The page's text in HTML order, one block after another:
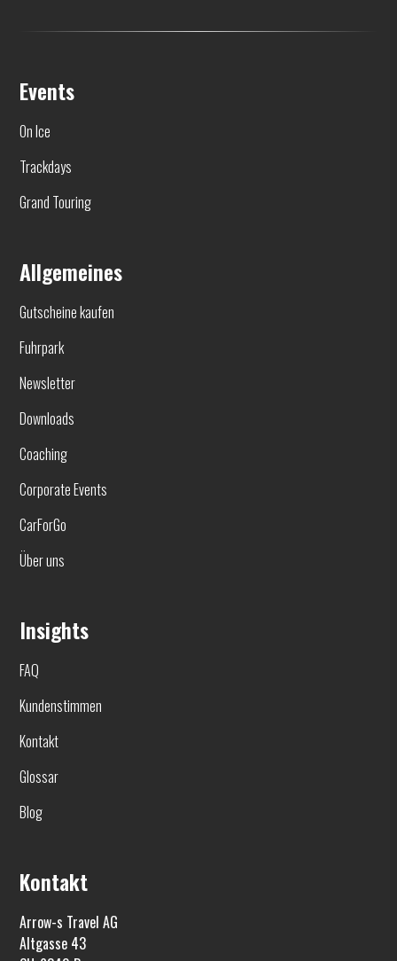
Events
On Ice
Trackdays
Grand Touring
Allgemeines
Gutscheine kaufen
Fuhrpark
Newsletter
Downloads
Coaching
Corporate Events
CarForGo
Über uns
Insights
FAQ
Kundenstimmen
Kontakt
Glossar
Blog
Kontakt
Arrow-s Travel AG
Altgasse 43